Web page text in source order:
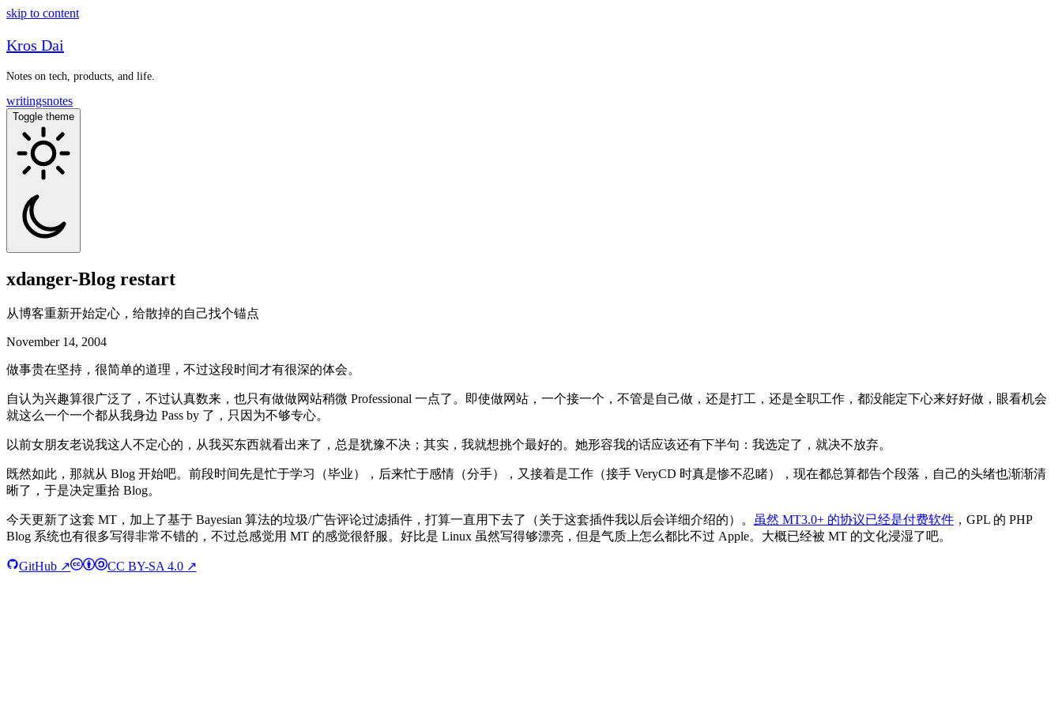
skip to content
Kros Dai
Notes on tech, products, and life.
writingsnotes
Toggle theme
xdanger-Blog restart
从博客重新开始定心，给散掉的自己找个锚点
November 14, 2004
做事贵在坚持，很简单的道理，不过这段时间才有很深的体会。
自认为兴趣算很广泛了，不过认真数来，也只有做做网站稍微 Professional 一点了。即使做网站，一个接一个，不管是自己做，还是打工，还是全职工作，都没能定下心来好好做，眼看机会
就这么一个一个都从我身边 Pass by 了，只因为不够专心。
以前女朋友老说我这人不定心的，从我买东西就看出来了，总是犹豫不决；其实，我就想挑个最好的。她形容我的话应该还有下半句：我选定了，就决不放弃。
既然如此，那就从 Blog 开始吧。前段时间先是忙于学习（毕业），后来忙于感情（分手），又接着是工作（接手 VeryCD 时真是惨不忍睹），现在都总算都告个段落，自己的头绪也渐渐清
晰了，于是决定重拾 Blog。
今天更新了这套 MT，加上了基于 Bayesian 算法的垃圾/广告评论过滤插件，打算一直用下去了（关于这套插件我以后会详细介绍的）。 虽然 MT3.0+ 的协议已经是付费软件 ，GPL 的 PHP
Blog 系统也有很多写得非常不错的，不过总感觉用 MT 的感觉很舒服。好比是 Linux 虽然写得够漂亮，但是气质上怎么都比不过 Apple。大概已经被 MT 的文化浸湿了吧。
GitHub ↗ CC BY-SA 4.0 ↗